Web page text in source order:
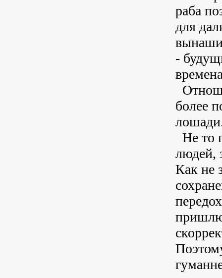
раба
для
-
более
Не то
людей,
Как не